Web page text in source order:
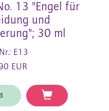
13 "Engel für
und
30 ml
E13
EUR